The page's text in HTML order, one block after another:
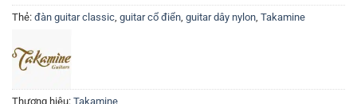
Thẻ: đàn guitar classic, guitar cổ điển, guitar dây nylon, Takamine
Thương hiệu: Takamine